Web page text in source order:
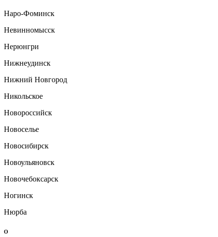
Наро-Фоминск
Невинномысск
Нерюнгри
Нижнеудинск
Нижний Новгород
Никольское
Новороссийск
Новоселье
Новосибирск
Новоульяновск
Новочебоксарск
Ногинск
Нюрба
О